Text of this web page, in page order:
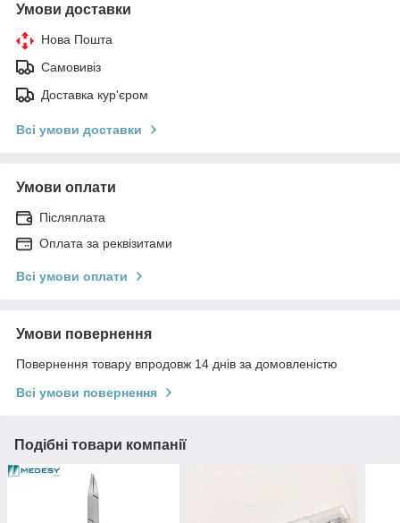
Умови доставки
Нова Пошта
Самовивіз
Доставка кур'єром
Всі умови доставки
Умови оплати
Післяплата
Оплата за реквізитами
Всі умови оплати
Умови повернення
Повернення товару впродовж 14 днів за домовленістю
Всі умови повернення
Подібні товари компанії